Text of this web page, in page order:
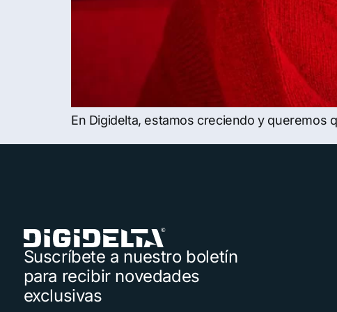
En Digidelta, estamos creciendo y queremos
Suscríbete a nuestro boletín
para recibir novedades
exclusivas